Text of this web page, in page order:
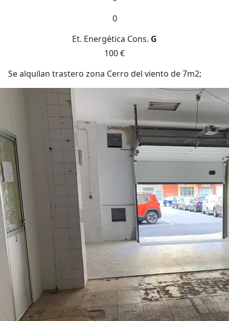
0
Et. Energética Cons. G
100 €
Se alquilan trastero zona Cerro del viento de 7m2;